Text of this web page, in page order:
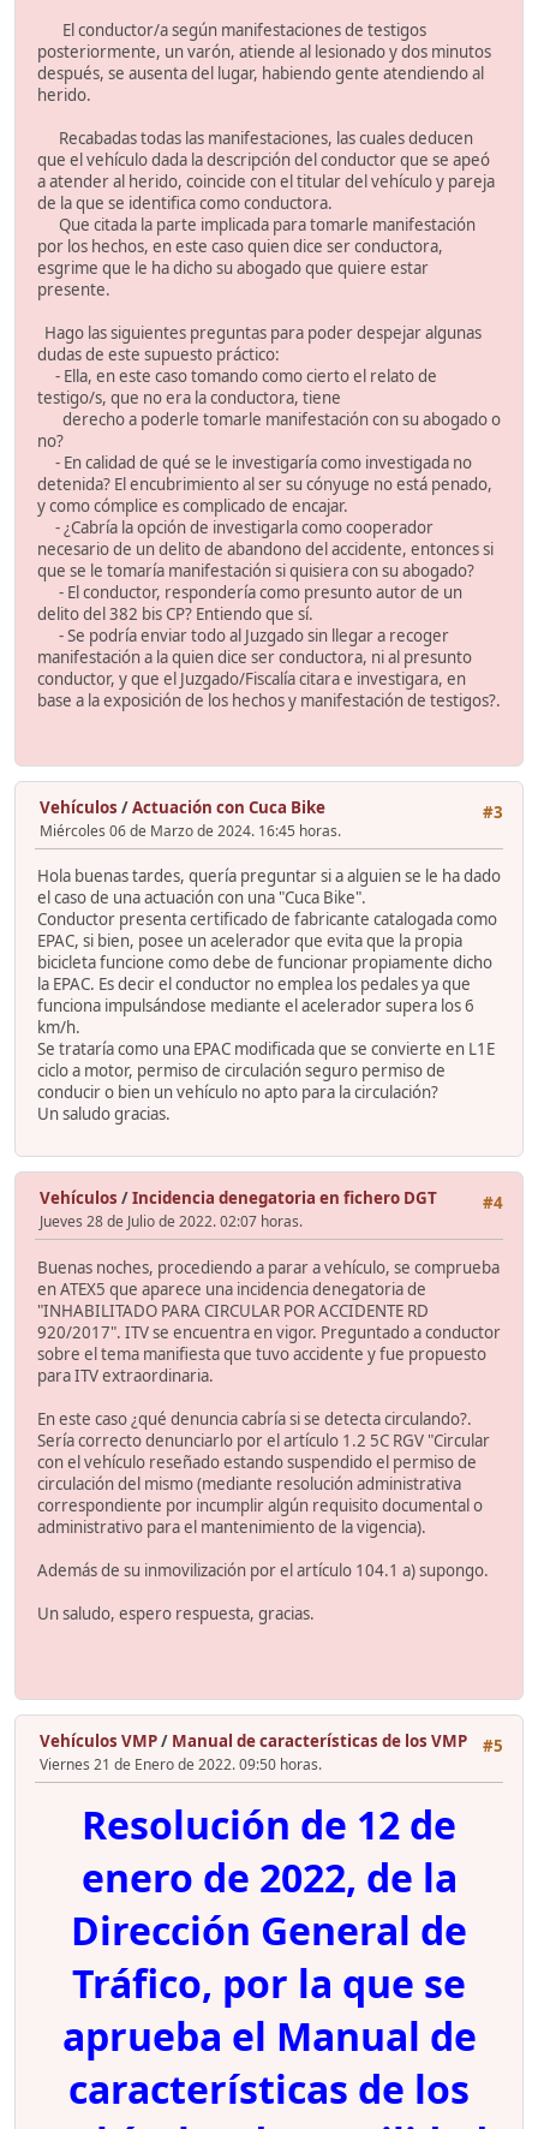
El conductor/a según manifestaciones de testigos
posteriormente, un varón, atiende al lesionado y dos minutos
después, se ausenta del lugar, habiendo gente atendiendo al
herido.
Recabadas todas las manifestaciones, las cuales deducen
que el vehículo dada la descripción del conductor que se apeó
a atender al herido, coincide con el titular del vehículo y pareja
de la que se identifica como conductora.
Que citada la parte implicada para tomarle manifestación
por los hechos, en este caso quien dice ser conductora,
esgrime que le ha dicho su abogado que quiere estar
presente.
Hago las siguientes preguntas para poder despejar algunas
dudas de este supuesto práctico:
- Ella, en este caso tomando como cierto el relato de
testigo/s, que no era la conductora, tiene
derecho a poderle tomarle manifestación con su abogado o
no?
- En calidad de qué se le investigaría como investigada no
detenida? El encubrimiento al ser su cónyuge no está penado,
y como cómplice es complicado de encajar.
- ¿Cabría la opción de investigarla como cooperador
necesario de un delito de abandono del accidente, entonces si
que se le tomaría manifestación si quisiera con su abogado?
- El conductor, respondería como presunto autor de un
delito del 382 bis CP? Entiendo que sí.
- Se podría enviar todo al Juzgado sin llegar a recoger
manifestación a la quien dice ser conductora, ni al presunto
conductor, y que el Juzgado/Fiscalía citara e investigara, en
base a la exposición de los hechos y manifestación de testigos?.
#3
Vehículos /Actuación con Cuca Bike
Miércoles 06 de Marzo de 2024. 16:45 horas.
Hola buenas tardes, quería preguntar si a alguien se le ha dado
el caso de una actuación con una "Cuca Bike".
Conductor presenta certificado de fabricante catalogada como
EPAC, si bien, posee un acelerador que evita que la propia
bicicleta funcione como debe de funcionar propiamente dicho
la EPAC. Es decir el conductor no emplea los pedales ya que
funciona impulsándose mediante el acelerador supera los 6
km/h.
Se trataría como una EPAC modificada que se convierte en L1E
ciclo a motor, permiso de circulación seguro permiso de
conducir o bien un vehículo no apto para la circulación?
Un saludo gracias.
#4
Vehículos /Incidencia denegatoria en fichero DGT
Jueves 28 de Julio de 2022. 02:07 horas.
Buenas noches, procediendo a parar a vehículo, se comprueba
en ATEX5 que aparece una incidencia denegatoria de
"INHABILITADO PARA CIRCULAR POR ACCIDENTE RD
920/2017". ITV se encuentra en vigor. Preguntado a conductor
sobre el tema manifiesta que tuvo accidente y fue propuesto
para ITV extraordinaria.
En este caso ¿qué denuncia cabría si se detecta circulando?.
Sería correcto denunciarlo por el artículo 1.2 5C RGV "Circular
con el vehículo reseñado estando suspendido el permiso de
circulación del mismo (mediante resolución administrativa
correspondiente por incumplir algún requisito documental o
administrativo para el mantenimiento de la vigencia).
Además de su inmovilización por el artículo 104.1 a) supongo.
Un saludo, espero respuesta, gracias.
#5
Vehículos VMP/ Manual de características de los VMP
Viernes 21 de Enero de 2022. 09:50 horas.
Resolución de 12 de
enero de 2022, de la
Dirección General de
Tráfico, por la que se
aprueba el Manual de
características de los